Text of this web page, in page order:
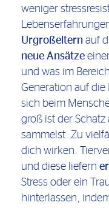
weniger
Urgroßeltern auf
neue Ansätze
und was im
Generation auf die
sich beim
groß ist der
sammelst. Zu
dich wirken.
und diese liefern
Stress oder ein
hinterlassen,